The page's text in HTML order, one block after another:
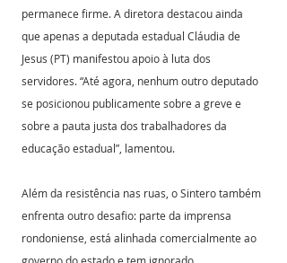
permanece firme. A diretora destacou ainda
que apenas a deputada estadual Cláudia de
Jesus (PT) manifestou apoio à luta dos
servidores. “Até agora, nenhum outro deputado
se posicionou publicamente sobre a greve e
sobre a pauta justa dos trabalhadores da
educação estadual”, lamentou.
Além da resistência nas ruas, o Sintero também
enfrenta outro desafio: parte da imprensa
rondoniense, está alinhada comercialmente ao